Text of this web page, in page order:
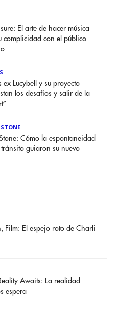
El arte de hacer música
complicidad con el público
ex Lucybell y su proyecto
los desafíos y salir de la
Cómo la espontaneidad
guiaron su nuevo
Film: El espejo roto de Charli
Awaits: La realidad
espera